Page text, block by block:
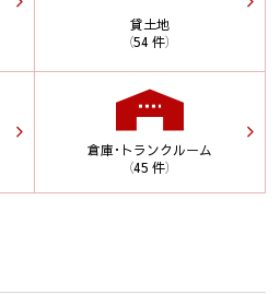
貸土地
（54 件）
倉庫･トランクルーム
（45 件）